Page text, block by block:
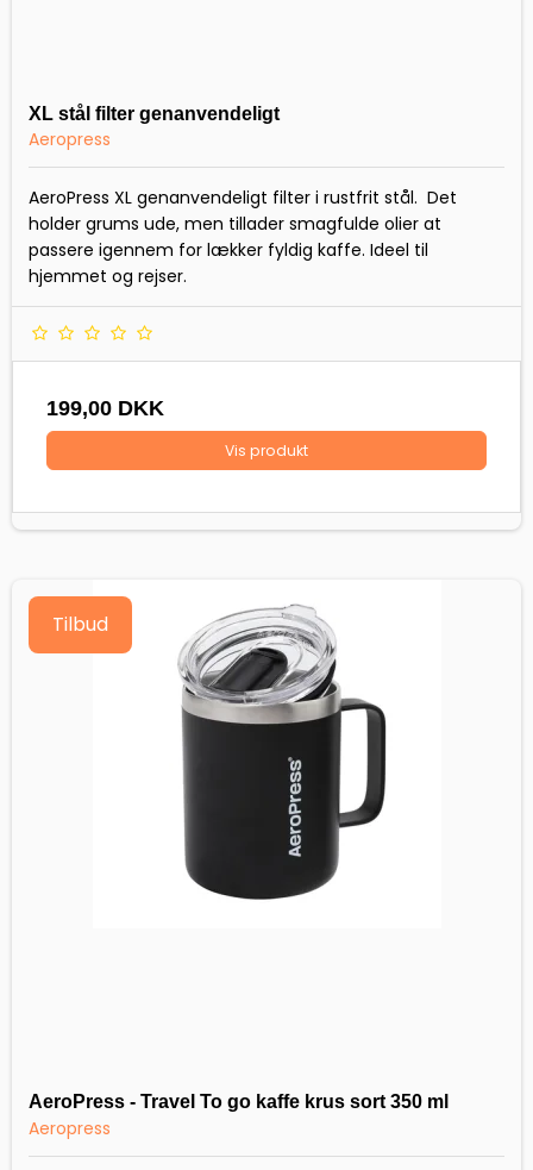
XL stål filter genanvendeligt
Aeropress
AeroPress XL genanvendeligt filter i rustfrit stål. Det
holder grums ude, men tillader smagfulde olier at
passere igennem for lækker fyldig kaffe. Ideel til
hjemmet og rejser.
199,00 DKK
Vis produkt
Tilbud
AeroPress - Travel To go kaffe krus sort 350 ml
Aeropress